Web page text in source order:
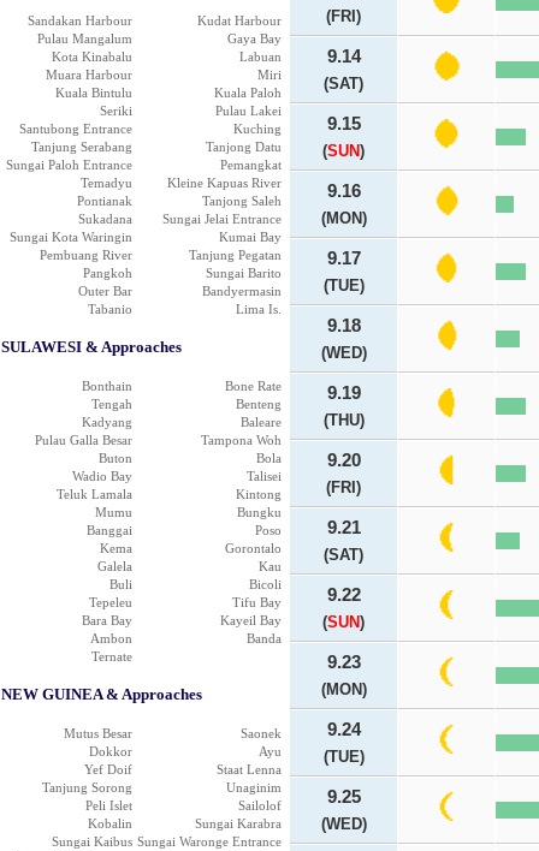
Sandakan Harbour
Kudat Harbour
Pulau Mangalum
Gaya Bay
Kota Kinabalu
Labuan
Muara Harbour
Miri
Kuala Bintulu
Kuala Paloh
Seriki
Pulau Lakei
Santubong Entrance
Kuching
Tanjung Serabang
Tanjong Datu
Sungai Paloh Entrance
Pemangkat
Temadyu
Kleine Kapuas River
Pontianak
Tanjong Saleh
Sukadana
Sungai Jelai Entrance
Sungai Kota Waringin
Kumai Bay
Pembuang River
Tanjung Pegatan
Pangkoh
Sungai Barito
Outer Bar
Bandyermasin
Tabanio
Lima Is.
SULAWESI & Approaches
Bonthain
Bone Rate
Tengah
Benteng
Kadyang
Baleare
Pulau Galla Besar
Tampona Woh
Buton
Bola
Wadio Bay
Talisei
Teluk Lamala
Kintong
Mumu
Bungku
Banggai
Poso
Kema
Gorontalo
Galela
Kau
Buli
Bicoli
Tepeleu
Tifu Bay
Bara Bay
Kayeil Bay
Ambon
Banda
Ternate
NEW GUINEA & Approaches
Mutus Besar
Saonek
Dokkor
Ayu
Yef Doif
Staat Lenna
Tanjung Sorong
Unaginim
Peli Islet
Sailolof
Kobalin
Sungai Karabra
Sungai Kaibus Sungai Waronge Entrance
(FRI)
9.14
(SAT)
9.15
(SUN)
9.16
(MON)
9.17
(TUE)
9.18
(WED)
9.19
(THU)
9.20
(FRI)
9.21
(SAT)
9.22
(SUN)
9.23
(MON)
9.24
(TUE)
9.25
(WED)